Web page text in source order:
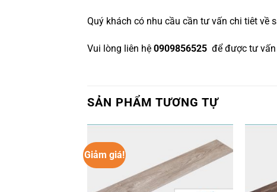
Quý khách có nhu cầu cần tư vấn chi tiêt về
Vui lòng liên hệ 0909856525 để được tư
SẢN PHẨM TƯƠNG TỰ
Giảm giá!
Yêu
thích